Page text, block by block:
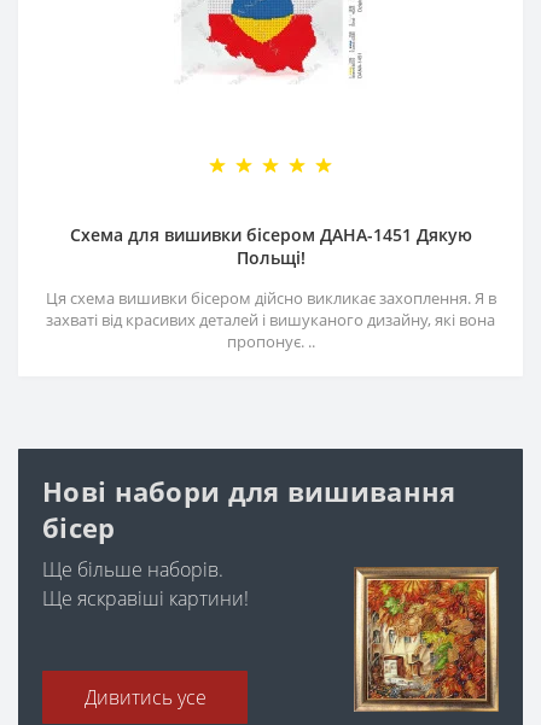
Схема для вишивки бісером ДАНА-1451 Дякую
Польщі!
Ця схема вишивки бісером дійсно викликає захоплення. Я в
захваті від красивих деталей і вишуканого дизайну, які вона
пропонує. ..
Нові набори для вишивання
бісер
Ще більше наборів.
Ще яскравіші картини!
Дивитись усе